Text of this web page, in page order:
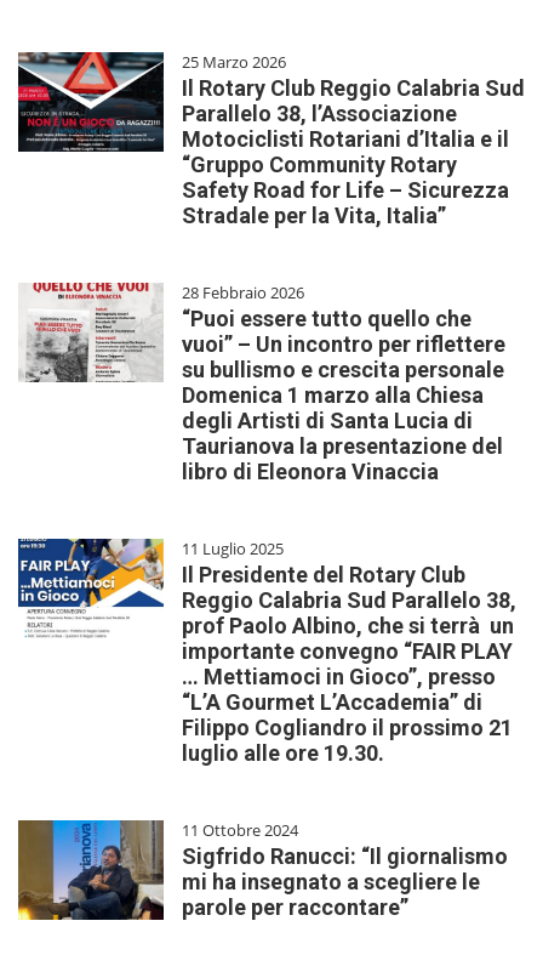
25 Marzo 2026
Il Rotary Club Reggio Calabria Sud
Parallelo 38, l’Associazione
Motociclisti Rotariani d’Italia e il
“Gruppo Community Rotary
Safety Road for Life – Sicurezza
Stradale per la Vita, Italia”
28 Febbraio 2026
“Puoi essere tutto quello che
vuoi” – Un incontro per riflettere
su bullismo e crescita personale
Domenica 1 marzo alla Chiesa
degli Artisti di Santa Lucia di
Taurianova la presentazione del
libro di Eleonora Vinaccia
11 Luglio 2025
Il Presidente del Rotary Club
Reggio Calabria Sud Parallelo 38,
prof Paolo Albino, che si terrà un
importante convegno “FAIR PLAY
… Mettiamoci in Gioco”, presso
“L’A Gourmet L’Accademia” di
Filippo Cogliandro il prossimo 21
luglio alle ore 19.30.
11 Ottobre 2024
Sigfrido Ranucci: “Il giornalismo
mi ha insegnato a scegliere le
parole per raccontare”